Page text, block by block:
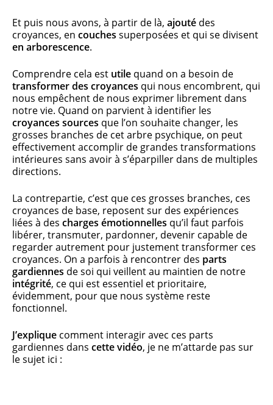
Et puis nous avons, à partir de là, ajouté des
croyances, en couches superposées et qui se divisent
en arborescence.
Comprendre cela est utile quand on a besoin de
transformer des croyances qui nous encombrent, qui
nous empêchent de nous exprimer librement dans
notre vie. Quand on parvient à identifier les
croyances sources que l’on souhaite changer, les
grosses branches de cet arbre psychique, on peut
effectivement accomplir de grandes transformations
intérieures sans avoir à s’éparpiller dans de multiples
directions.
La contrepartie, c’est que ces grosses branches, ces
croyances de base, reposent sur des expériences
liées à des charges émotionnelles qu’il faut parfois
libérer, transmuter, pardonner, devenir capable de
regarder autrement pour justement transformer ces
croyances. On a parfois à rencontrer des parts
gardiennes de soi qui veillent au maintien de notre
intégrité, ce qui est essentiel et prioritaire,
évidemment, pour que nous système reste
fonctionnel.
J’explique comment interagir avec ces parts
gardiennes dans cette vidéo, je ne m’attarde pas sur
le sujet ici :